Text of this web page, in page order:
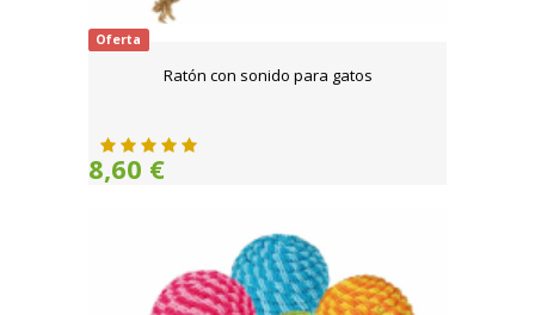
Oferta
Ratón con sonido para gatos
8,60 €